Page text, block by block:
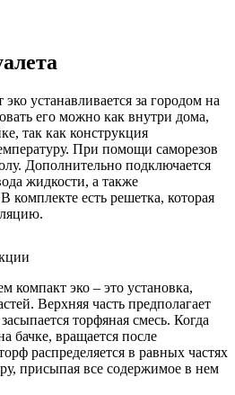
устанавливается за городом на
его можно как внутри дома,
так как конструкция
При помощи саморезов
Дополнительно подключается
жидкости, а также
комплекте есть решетка, которая
компакт эко – это установка,
Верхняя часть предполагает
торфяная смесь. Когда
бачке, вращается после
распределяется в равных частях
присыпая все содержимое в нем